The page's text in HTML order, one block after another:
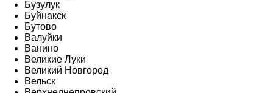
Бузулук
Буйнакск
Бутово
Валуйки
Ванино
Великие Луки
Великий Новгород
Вельск